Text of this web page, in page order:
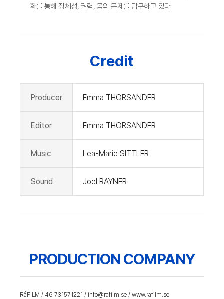
화를 통해 정체성, 권력, 몸의 문제를 탐구하고 있다
Credit
Producer Emma THORSANDER
Editor Emma THORSANDER
Music Lea-Marie SITTLER
Sound Joel RAYNER
PRODUCTION COMPANY
RåFILM / 46 731571221 / info@rafilm.se / www.rafilm.se